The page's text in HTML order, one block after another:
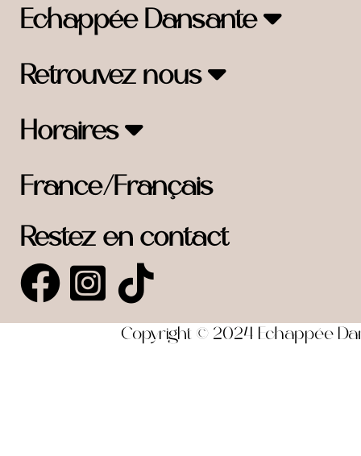
Echappée Dansante
Retrouvez nous
Horaires
France/Français
Restez en contact
Copyright © 2024 Echappée